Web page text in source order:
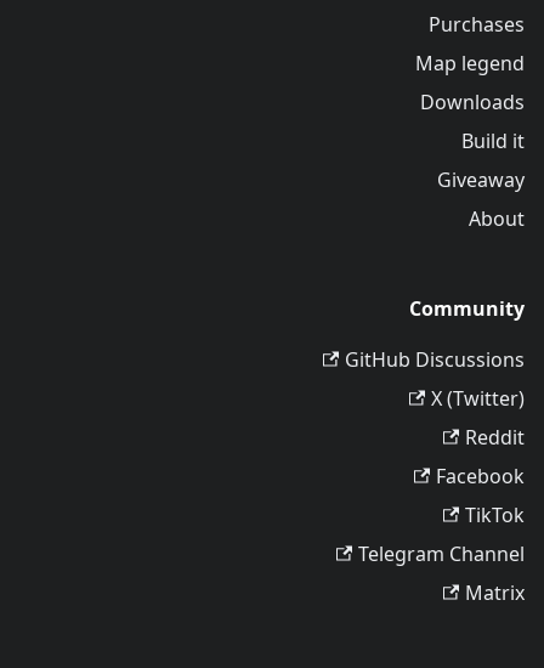
Purchases
Map legend
Downloads
Build it
Giveaway
About
Community
GitHub Discussions
X (Twitter)
Reddit
Facebook
TikTok
Telegram Channel
Matrix